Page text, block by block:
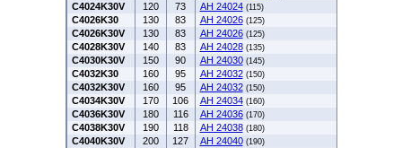
C4024K30V 120 73 AH 24024 (115)
C4026K30 130 83 AH 24026 (125)
C4026K30V 130 83 AH 24026 (125)
C4028K30V 140 83 AH 24028 (135)
C4030K30V 150 90 AH 24030 (145)
C4032K30 160 95 AH 24032 (150)
C4032K30V 160 95 AH 24032 (150)
C4034K30V 170 106 AH 24034 (160)
C4036K30V 180 116 AH 24036 (170)
C4038K30V 190 118 AH 24038 (180)
C4040K30V 200 127 AH 24040 (190)